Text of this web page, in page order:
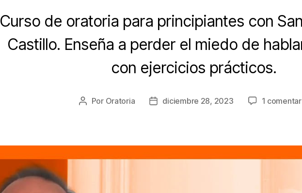
Curso de oratoria para principiantes con
Castillo. Enseña a perder el miedo de
con ejercicios prácticos.
Autor
Por Oratoria
Fechadiciembre 28, 2023 1